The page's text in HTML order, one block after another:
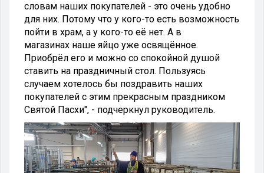
словам наших покупателей - это очень удобно
для них. Потому что у кого-то есть возможность
пойти в храм, а у кого-то её нет. А в
магазинах наше яйцо уже освящённое.
Приобрёл его и можно со спокойной душой
ставить на праздничный стол. Пользуясь
случаем хотелось бы поздравить наших
покупателей с этим прекрасным праздником
Святой Пасхи", - подчеркнул руководитель.